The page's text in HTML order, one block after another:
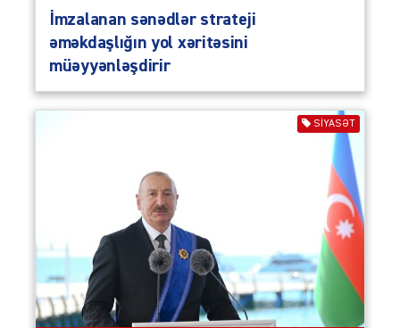
İmzalanan sənədlər strateji
əməkdaşlığın yol xəritəsini
müəyyənləşdirir
SIYASƏT